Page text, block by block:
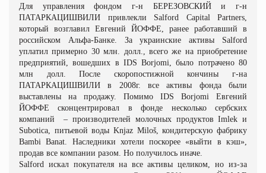
Для управления фондом г-н БЕРЕЗОВСКИЙ и г-н
ПАТАРКАЦИШВИЛИ привлекли Salford Capital Partners,
который возглавил Евгений ЙОФФЕ, ранее работавший в
российском Альфа-Банке. За украинские активы Salford
уплатил примерно 30 млн. долл., всего же на приобретение
предприятий, вошедших в IDS Borjomi, было потрачено 80
млн долл. После скоропостижной кончины г-на
ПАТАРКАЦИШВИЛИ в 2008г. все активы фонда были
выставлены на продажу. Помимо IDS Borjomi Евгений
ЙОФФЕ сконцентрировал в фонде несколько сербских
компаний
– производителей молочных продуктов Imlek и
Subotica, питьевой воды Knjaz Miloš, кондитерскую фабрику
Bambi Banat. Наследники хотели поскорее «выйти в кэш»,
продав все компании разом. Но получилось иначе.
Salford искал покупателя на все активы целиком, но из-за